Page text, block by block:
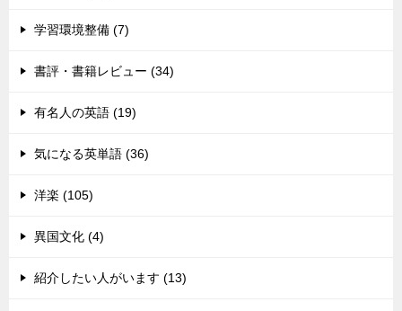
学習環境整備 (7)
書評・書籍レビュー (34)
有名人の英語 (19)
気になる英単語 (36)
洋楽 (105)
異国文化 (4)
紹介したい人がいます (13)